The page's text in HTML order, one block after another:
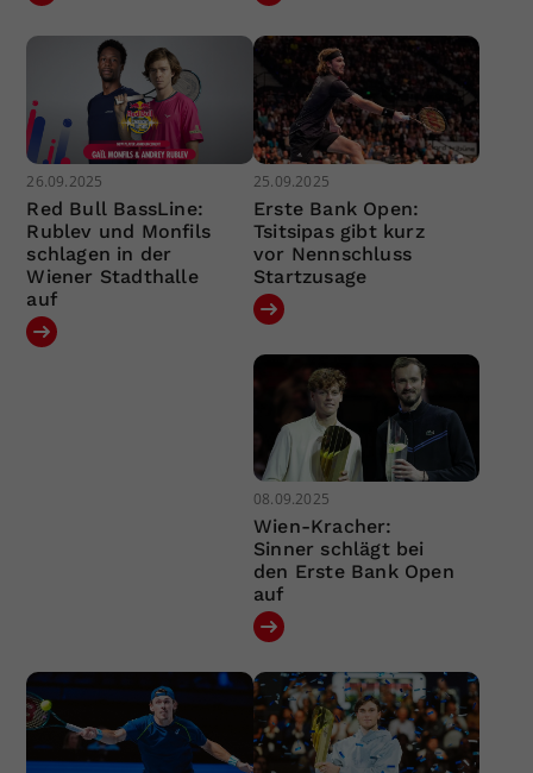
26.09.2025
Red Bull BassLine:
Rublev und Monfils
schlagen in der
Wiener Stadthalle
auf
25.09.2025
Erste Bank Open:
Tsitsipas gibt kurz
vor Nennschluss
Startzusage
08.09.2025
Wien-Kracher:
Sinner schlägt bei
den Erste Bank Open
auf